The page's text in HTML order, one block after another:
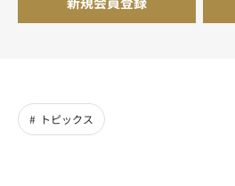
トピックス